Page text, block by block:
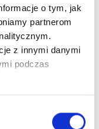
o tym, jak
partnerom
z innymi danymi
podczas